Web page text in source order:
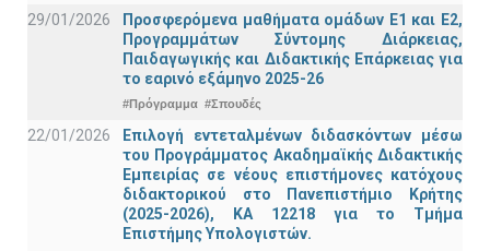
29/01/2026
Προσφερόμενα μαθήματα ομάδων Ε1 και Ε2,
Προγραμμάτων Σύντομης Διάρκειας,
Παιδαγωγικής και Διδακτικής Επάρκειας για
το εαρινό εξάμηνο 2025-26
#Πρόγραμμα #Σπουδές
22/01/2026
Επιλογή εντεταλμένων διδασκόντων μέσω
του Προγράμματος Ακαδημαϊκής Διδακτικής
Εμπειρίας σε νέους επιστήμονες κατόχους
διδακτορικού στο Πανεπιστήμιο Κρήτης
(2025-2026), ΚΑ 12218 για το Τμήμα
Επιστήμης Υπολογιστών.